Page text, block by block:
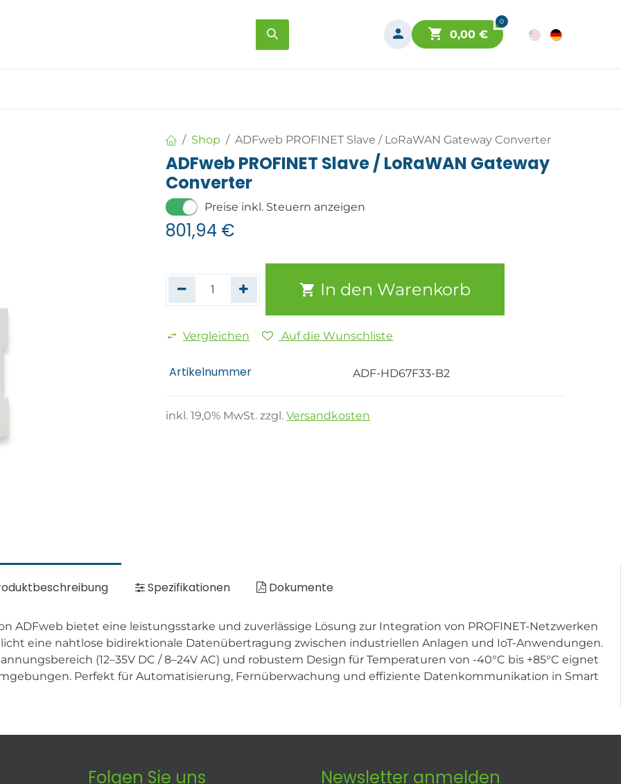
0
0,00€
Shop ADFweb PROFINET Slave / LoRaWAN Gateway Converter
ADFweb PROFINET Slave / LoRaWAN Gateway
Converter
Preise inkl. Steuern anzeigen
801,94 €
In den Warenkorb
Vergleichen Auf die Wunschliste
Artikelnummer ADF-HD67F33-B2
inkl. 19,0% MwSt. zzgl. Versandkosten
Spezifikationen Dokumente
ADFweb bietet eine leistungsstarke und zuverlässige Lösung zur Integration von PROFINET-Netzwerken
eine nahtlose bidirektionale Datenübertragung zwischen industriellen Anlagen und IoT-Anwendungen.
(12–35V DC / 8–24V AC) und robustem Design für Temperaturen von -40°C bis +85°C eignet
Perfekt für Automatisierung, Fernüberwachung und effiziente Datenkommunikation in Smart
Folgen Sie uns Newsletter anmelden